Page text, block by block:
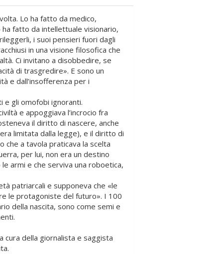
Lo ha fatto da medico,
fatto da intellettuale visionario,
i suoi pensieri fuori dagli
in una visione filosofica che
Ci invitano a disobbedire, se
di trasgredire». E sono un
e dall’insofferenza per i
e gli omofobi ignoranti.
e appoggiava l’incrocio fra
il diritto di nascere, anche
limitata dalla legge), e il diritto di
a tavola praticava la scelta
per lui, non era un destino
armi e che serviva una roboetica,
patriarcali e supponeva che «le
le protagoniste del futuro». I 100
della nascita, sono come semi e
cura della giornalista e saggista